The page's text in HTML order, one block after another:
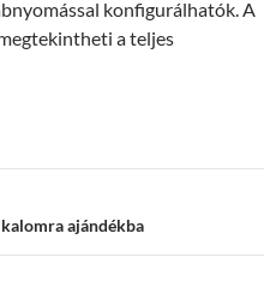
konfigurálhatók. A
a teljes
ajándékba